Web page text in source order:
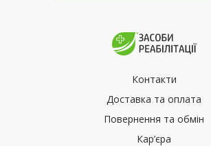
Контакти
Доставка та оплата
Повернення та обмін
Кар’єра